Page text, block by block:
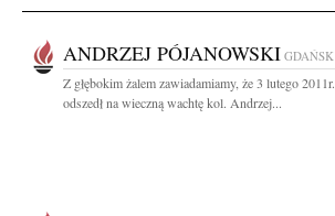
ANDRZEJ PÓJANOWSKI GDAŃSK
Z głębokim żalem zawiadamiamy, że 3 lutego 2011r.
odszedł na wieczną wachtę kol. Andrzej...